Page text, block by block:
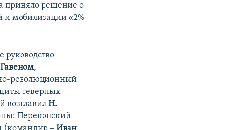
приняло решение о
и мобилизации «2%
,
революционный
северных
возглавилН.
Перекопский